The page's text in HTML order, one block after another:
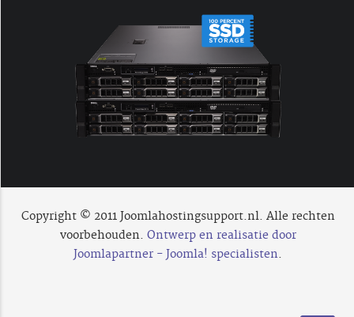
Copyright © 2011 Joomlahostingsupport.nl. Alle rechten
voorbehouden. Ontwerp en realisatie door
Joomlapartner - Joomla! specialisten.